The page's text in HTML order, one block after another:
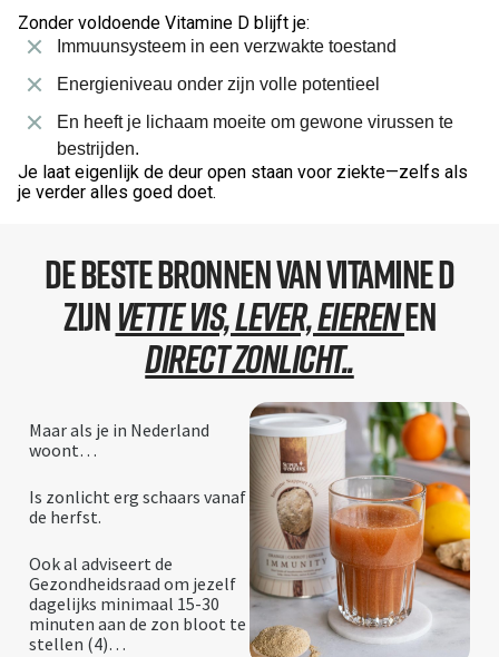
Zonder voldoende Vitamine D blijft je:
Immuunsysteem in een verzwakte toestand
Energieniveau onder zijn volle potentieel
En heeft je lichaam moeite om gewone virussen te
bestrijden.
Je laat eigenlijk de deur open staan voor ziekte—zelfs als
je verder alles goed doet.
De Beste Bronnen van Vitamine D
zijnVette Vis, Lever, Eierenen
Direct Zonlicht..
Maar als je in Nederland
woont…
Is zonlicht erg schaars vanaf
de herfst.
Ook al adviseert de
Gezondheidsraad om jezelf
dagelijks minimaal 15-30
minuten aan de zon bloot te
stellen (4)…